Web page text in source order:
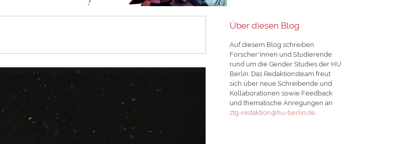
Über diesen Blog
Auf diesem Blog schreiben
Forscher*innen und Studierende
rund um die Gender Studies der HU
Berlin. Das Redaktionsteam freut
sich über neue Schreibende und
Kollaborationen sowie Feedback
und thematische Anregungen an
ztg-redaktion@hu-berlin.de.